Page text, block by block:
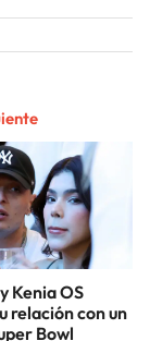
Kenia OS
relación con un
Bowl